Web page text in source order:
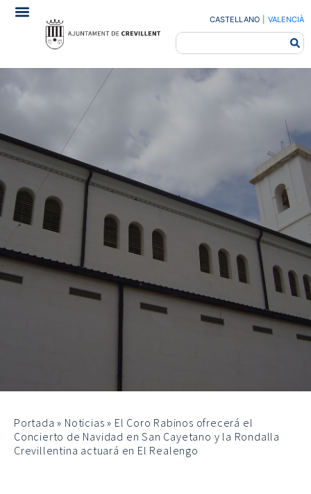
CASTELLANO VALENCIÀ
Portada » Noticias » El Coro Rabinos ofrecerá el
Concierto de Navidad en San Cayetano y la Rondalla
Crevillentina actuará en El Realengo